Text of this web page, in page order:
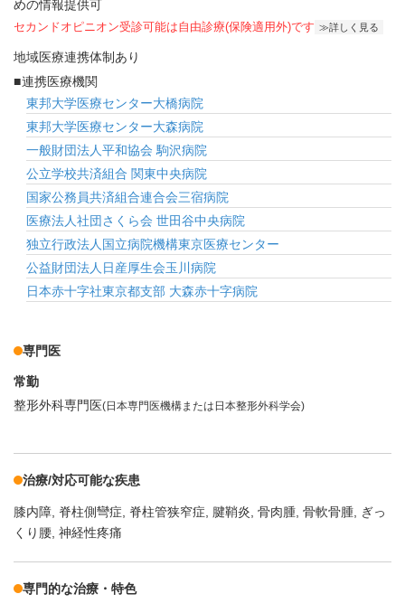
めの情報提供可
セカンドオピニオン受診可能は自由診療(保険適用外)です 詳しく見る
地域医療連携体制あり
連携医療機関
東邦大学医療センター大橋病院
東邦大学医療センター大森病院
一般財団法人平和協会 駒沢病院
公立学校共済組合 関東中央病院
国家公務員共済組合連合会三宿病院
医療法人社団さくら会 世田谷中央病院
独立行政法人国立病院機構東京医療センター
公益財団法人日産厚生会玉川病院
日本赤十字社東京都支部 大森赤十字病院
専門医
常勤
整形外科専門医(日本専門医機構または日本整形外科学会)
治療/対応可能な疾患
膝内障 脊柱側彎症 脊柱管狭窄症 腱鞘炎 骨肉腫 骨軟骨腫
ぎっ
くり腰 神経性疼痛
専門的な治療・特色